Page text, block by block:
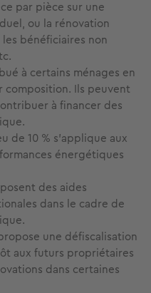
par pièce sur une
ou la rénovation
bénéficiaires non
à certains ménages en
Ils peuvent
à financer des
de 10 % s’applique aux
énergétiques
des aides
dans le cadre de
une défiscalisation
aux futurs propriétaires
dans certaines